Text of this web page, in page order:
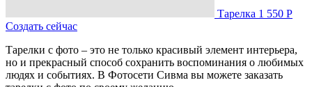
Тарелка 1 550 Р
Создать сейчас
Тарелки с фото – это не только красивый элемент интерьера,
но и прекрасный способ сохранить воспоминания о любимых
людях и событиях. В Фотосети Сивма вы можете заказать